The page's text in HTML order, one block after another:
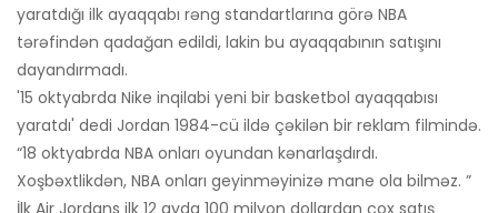
yaratdığı ilk ayaqqabı rəng standartlarına görə NBA
tərəfindən qadağan edildi, lakin bu ayaqqabının satışını
dayandırmadı.
'15 oktyabrda Nike inqilabi yeni bir basketbol ayaqqabısı
yaratdı' dedi Jordan 1984-cü ildə çəkilən bir reklam filmində.
“18 oktyabrda NBA onları oyundan kənarlaşdırdı.
Xoşbəxtlikdən, NBA onları geyinməyinizə mane ola bilməz. ”